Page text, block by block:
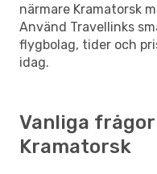
närmare Kramatorsk
Använd Travellinks
flygbolag, tider och
idag.
Vanliga
Kramatorsk